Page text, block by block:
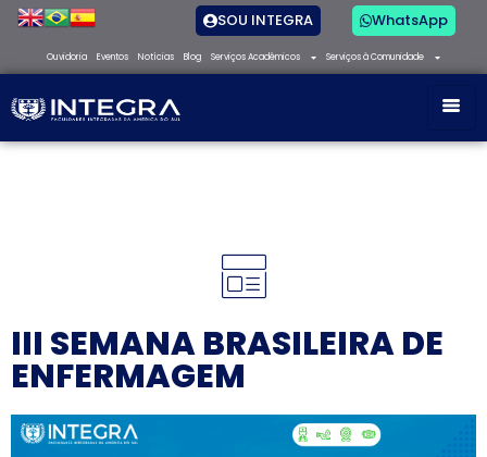
SOU INTEGRA WhatsApp
Ouvidoria Eventos Notícias Blog Serviços Acadêmicos Serviços à Comunidade
III SEMANA BRASILEIRA DE
ENFERMAGEM